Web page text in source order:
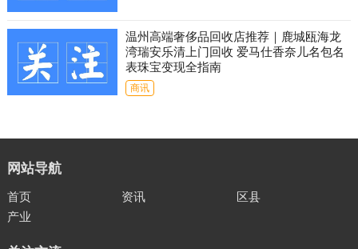
温州高端奢侈品回收店推荐｜鹿城瓯海龙
湾瑞安乐清上门回收 爱马仕香奈儿名包名
表珠宝变现全指南
商讯
网站导航
首页 资讯
区县
产业